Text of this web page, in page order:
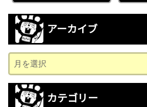
アーカイブ
ー
カ
カテゴリー